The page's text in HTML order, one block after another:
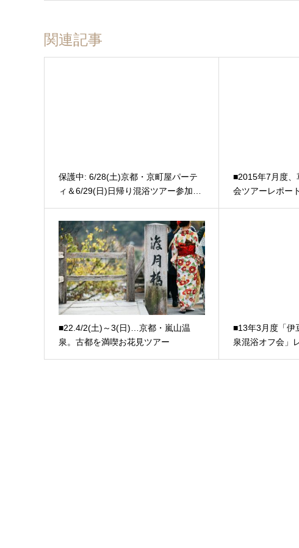
関連記事
保護中: 6/28(土)京都・京町屋パーテ
ィ＆6/29(日)日帰り混浴ツアー参加…
■2015年7月度、
会ツアーレポー
■22.4/2(土)～3(日)…京都・嵐山温
泉。古都を満喫お花見ツアー
■13年3月度「伊
泉混浴オフ会」